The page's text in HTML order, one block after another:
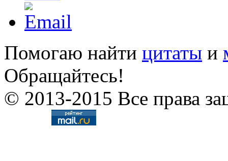
Помогаю найти цитаты и
Обращайтесь!
© 2013-2015 Все права